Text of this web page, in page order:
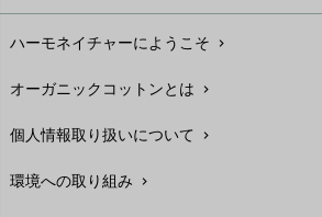
配送と送料chevron_right
在庫状況と発送予定chevron_right
サイズ・寸法chevron_right
生地・素材chevron_right
ハーモネイチャーにようこそ chevron_right
オーガニックコットンとは chevron_right
個人情報取り扱いについて chevron_right
環境への取り組み chevron_right